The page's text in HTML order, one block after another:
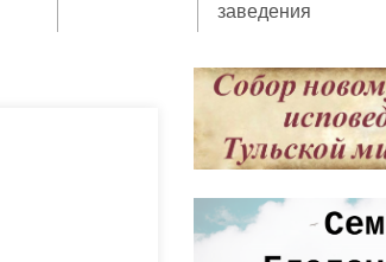
заведения